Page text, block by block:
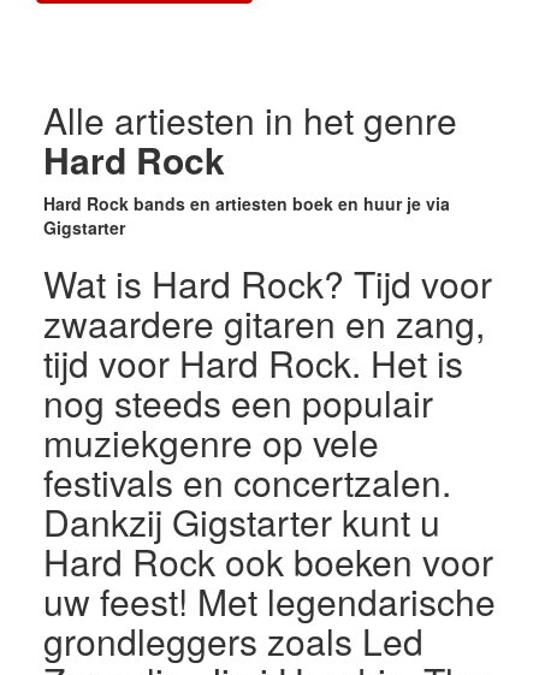
Alle artiesten in het genre
Hard Rock
Hard Rock bands en artiesten boek en huur je via
Gigstarter
Wat is Hard Rock? Tijd voor
zwaardere gitaren en zang,
tijd voor Hard Rock. Het is
nog steeds een populair
muziekgenre op vele
festivals en concertzalen.
Dankzij Gigstarter kunt u
Hard Rock ook boeken voor
uw feest! Met legendarische
grondleggers zoals Led